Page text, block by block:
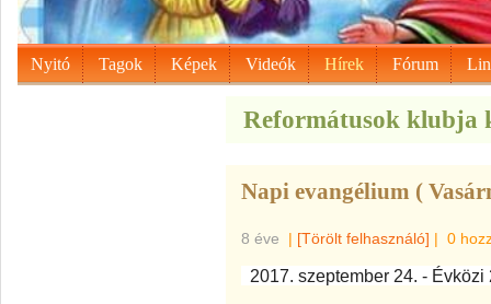
Nyitó Tagok Képek Videók Hírek Fórum
Reformátusok klubja
Napi evangélium (
8 éve | [Törölt felhasználó] | 0
2017. szeptember 24. -